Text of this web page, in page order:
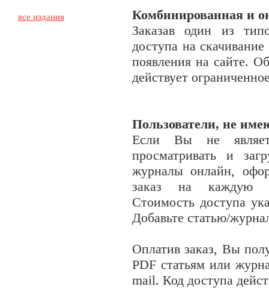
все издания
Комбинированная и
Заказав один из
доступа на
появления на сайте.
действует
Пользователи, не
Если Вы не
просматривать и
журналы онлайн,
заказ на каждую
Стоимость доступа
Добавьте статью/
Оплатив заказ, Вы
PDF статьям или
mail. Код доступа